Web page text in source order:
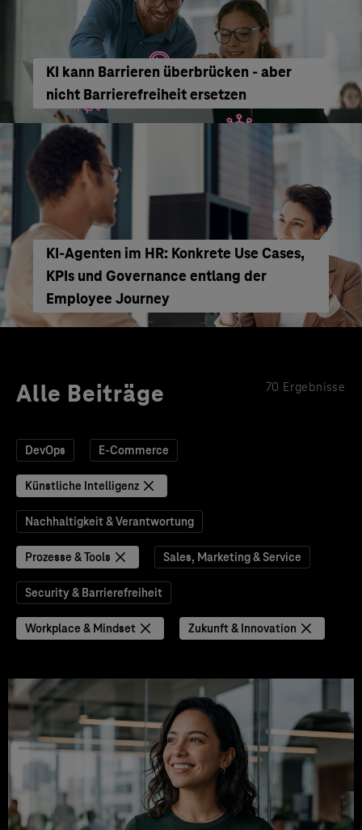
KI kann Barrieren überbrücken - aber
nicht Barrierefreiheit ersetzen
KI‑Agenten im HR: Konkrete Use Cases,
KPIs und Governance entlang der
Employee Journey
Alle Beiträge 70 Ergebnisse
DevOps E-Commerce
Künstliche Intelligenz
Nachhaltigkeit & Verantwortung
Prozesse & Tools Sales, Marketing & Service
Security & Barrierefreiheit
Workplace & Mindset Zukunft & Innovation